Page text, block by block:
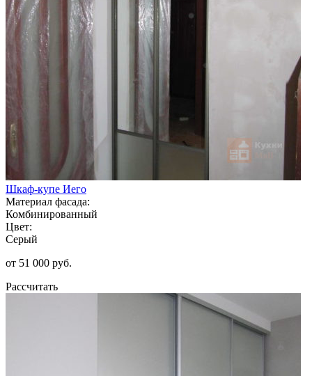
Шкаф-купе Иего
Материал фасада:
Комбинированный
Цвет:
Серый
от 51 000 руб.
Рассчитать